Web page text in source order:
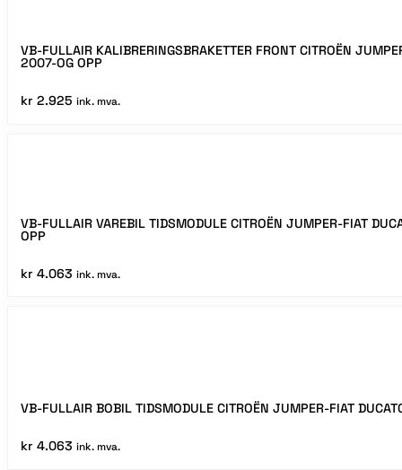
VB-FULLAIR KALIBRERINGSBRAKETTER FRONT CITROËN
2007-OG OPP
kr 2.925 ink. mva.
VB-FULLAIR VAREBIL TIDSMODULE CITROËN JUMPER-FIAT
OPP
kr 4.063 ink. mva.
VB-FULLAIR BOBIL TIDSMODULE CITROËN JUMPER-FIAT
kr 4.063 ink. mva.